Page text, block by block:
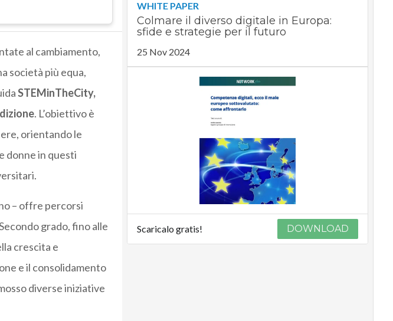
al cambiamento,
società più equa,
STEMinTheCity,
. L’obiettivo è
orientando le
donne in questi
– offre percorsi
grado, fino alle
crescita e
e il consolidamento
diverse iniziative
WHITE PAPER
Colmare il diverso digitale in Europa:
sfide e strategie per il futuro
25 Nov 2024
Scaricalo gratis! DOWNLOAD